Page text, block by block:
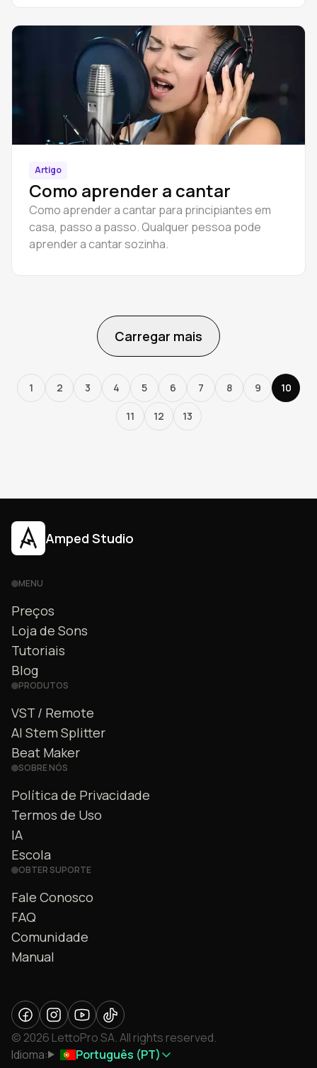
Artigo
Como aprender a cantar
Como aprender a cantar para principiantes em
casa, passo a passo. Qualquer pessoa pode
aprender a cantar sozinha.
Carregar mais
1 2 3 4 5 6 7 8 9 10
11 12 13
Amped Studio
MENU
Preços
Loja de Sons
Tutoriais
Blog
PRODUTOS
VST / Remote
AI Stem Splitter
Beat Maker
SOBRE NÓS
Política de Privacidade
Termos de Uso
IA
Escola
OBTER SUPORTE
Fale Conosco
FAQ
Comunidade
Manual
© 2026 LettoPro SA. All rights reserved.
Idioma:
Português (PT)